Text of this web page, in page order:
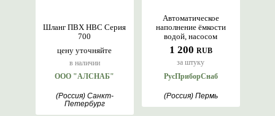
цену уточняйте
в наличии
Шланг ПВХ НВС Серия
700
ООО "АЛСНАБ"
(Россия) Санкт-
Петербург
1 200 RUB
за штуку
Автоматическое
наполнение ёмкости
водой, насосом
РусПриборСнаб
(Россия) Пермь